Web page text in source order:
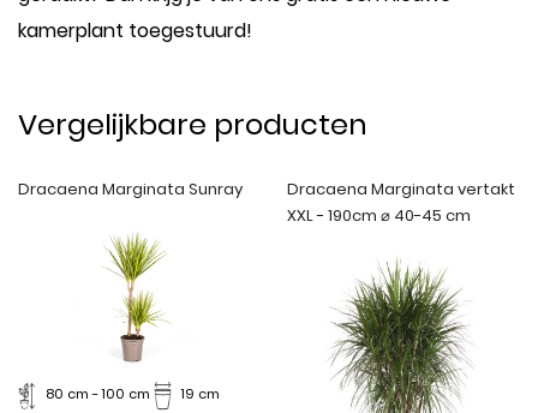
kamerplant toegestuurd!
Vergelijkbare producten
Dracaena Marginata Sunray
80 cm - 100 cm 19 cm
Dracaena Marginata vertakt
XXL - 190cm ⌀ 40-45 cm